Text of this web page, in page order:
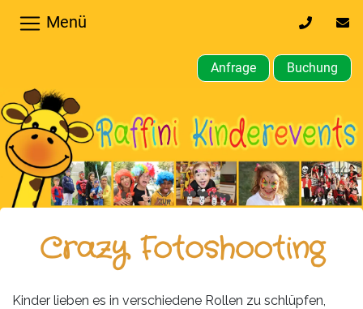
Home
Hochzeiten,
Privatfeier
Firmenfeier
0170
64
610
Menü
Anfrage Buchung
Crazy Fotoshooting
Kinder lieben es in verschiedene Rollen zu schlüpfen,